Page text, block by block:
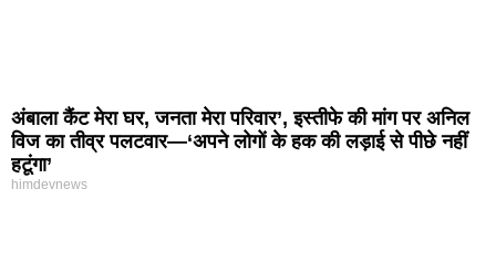
अंबाला कैंट मेरा घर, जनता मेरा परिवार’, इस्तीफे की मांग पर अनिल
विज का तीव्र पलटवार—‘अपने लोगों के हक की लड़ाई से पीछे नहीं
हटूंगा’
himdevnews